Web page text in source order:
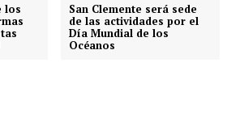
los
San Clemente será sede
de las actividades por el
Día Mundial de los
Océanos